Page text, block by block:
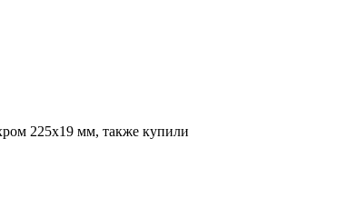
225х19 мм, также купили